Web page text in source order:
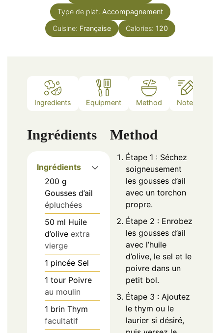
Type de plat: Accompagnement
Cuisine: Française Calories: 120
Ingredients Equipment Method Notes
Ingrédients
Ingrédients
200 g
Gousses d’ail
épluchées
50 ml Huile
d’olive extra
vierge
1 pincée Sel
1 tour Poivre
au moulin
1 brin Thym
facultatif
Method
Étape 1 : Séchez
soigneusement
les gousses d’ail
avec un torchon
propre.
Étape 2 : Enrobez
les gousses d’ail
avec l’huile
d’olive, le sel et le
poivre dans un
petit bol.
Étape 3 : Ajoutez
le thym ou le
laurier si désiré,